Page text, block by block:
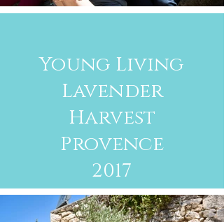
Young Living
Lavender
Harvest
Provence
2017